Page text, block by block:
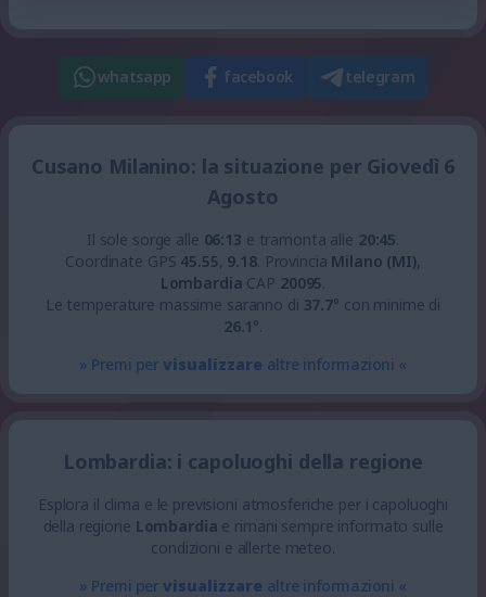
whatsapp facebook telegram
Cusano Milanino: la situazione per Giovedì 6
Agosto
Il sole sorge alle 06:13 e tramonta alle 20:45.
Coordinate GPS 45.55, 9.18. Provincia Milano (MI),
Lombardia CAP 20095.
Le temperature massime saranno di 37.7° con minime di
26.1°.
» Premi pervisualizzare altre informazioni «
Lombardia: i capoluoghi della regione
Esplora il clima e le previsioni atmosferiche per i capoluoghi
della regione Lombardia e rimani sempre informato sulle
condizioni e allerte meteo.
» Premi pervisualizzare altre informazioni «